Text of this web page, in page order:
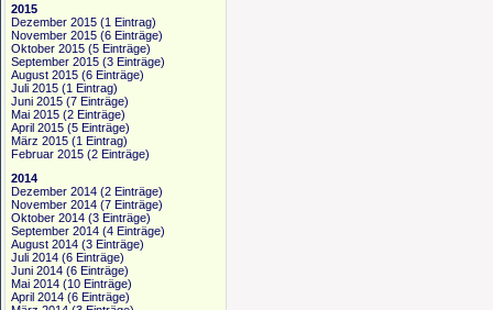
2015
Dezember 2015 (1 Eintrag)
November 2015 (6 Einträge)
Oktober 2015 (5 Einträge)
September 2015 (3 Einträge)
August 2015 (6 Einträge)
Juli 2015 (1 Eintrag)
Juni 2015 (7 Einträge)
Mai 2015 (2 Einträge)
April 2015 (5 Einträge)
März 2015 (1 Eintrag)
Februar 2015 (2 Einträge)
2014
Dezember 2014 (2 Einträge)
November 2014 (7 Einträge)
Oktober 2014 (3 Einträge)
September 2014 (4 Einträge)
August 2014 (3 Einträge)
Juli 2014 (6 Einträge)
Juni 2014 (6 Einträge)
Mai 2014 (10 Einträge)
April 2014 (6 Einträge)